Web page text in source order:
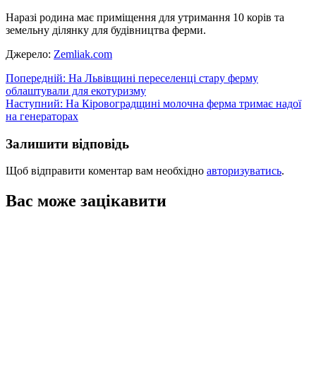
Наразі родина має приміщення для утримання 10 корів та
земельну ділянку для будівництва ферми.
Джерело: Zemliak.com
Навігація
записів
Попередній: На Львівщині переселенці стару ферму
облаштували для екотуризму
Наступний: На Кіровоградщині молочна ферма тримає надої
на генераторах
Залишити відповідь
Щоб відправити коментар вам необхідно авторизуватись.
Вас може зацікавити